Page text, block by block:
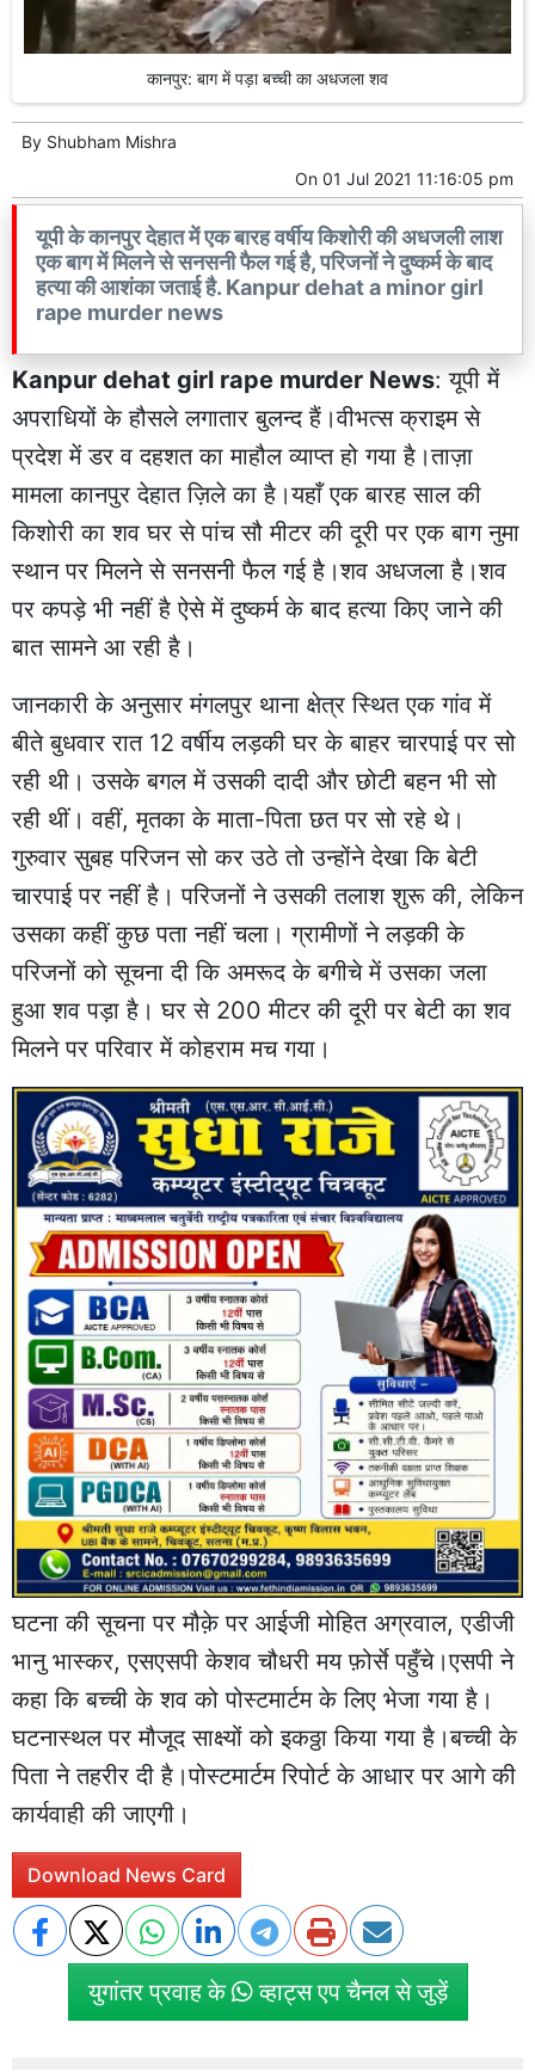
कानपुर: बाग में पड़ा बच्ची का अधजला शव
By Shubham Mishra
On 01 Jul 2021 11:16:05 pm
यूपी के कानपुर देहात में एक बारह वर्षीय किशोरी की अधजली लाश
एक बाग में मिलने से सनसनी फैल गई है, परिजनों ने दुष्कर्म के बाद
हत्या की आशंका जताई है. Kanpur dehat a minor girl
rape murder news
Kanpur dehat girl rape murder News: यूपी में
अपराधियों के हौसले लगातार बुलन्द हैं।वीभत्स क्राइम से
प्रदेश में डर व दहशत का माहौल व्याप्त हो गया है।ताज़ा
मामला कानपुर देहात ज़िले का है।यहाँ एक बारह साल की
किशोरी का शव घर से पांच सौ मीटर की दूरी पर एक बाग नुमा
स्थान पर मिलने से सनसनी फैल गई है।शव अधजला है।शव
पर कपड़े भी नहीं है ऐसे में दुष्कर्म के बाद हत्या किए जाने की
बात सामने आ रही है।
जानकारी के अनुसार मंगलपुर थाना क्षेत्र स्थित एक गांव में
बीते बुधवार रात 12 वर्षीय लड़की घर के बाहर चारपाई पर सो
रही थी। उसके बगल में उसकी दादी और छोटी बहन भी सो
रही थीं। वहीं, मृतका के माता-पिता छत पर सो रहे थे।
गुरुवार सुबह परिजन सो कर उठे तो उन्होंने देखा कि बेटी
चारपाई पर नहीं है। परिजनों ने उसकी तलाश शुरू की, लेकिन
उसका कहीं कुछ पता नहीं चला। ग्रामीणों ने लड़की के
परिजनों को सूचना दी कि अमरूद के बगीचे में उसका जला
हुआ शव पड़ा है। घर से 200 मीटर की दूरी पर बेटी का शव
मिलने पर परिवार में कोहराम मच गया।
घटना की सूचना पर मौक़े पर आईजी मोहित अग्रवाल, एडीजी
भानु भास्कर, एसएसपी केशव चौधरी मय फ़ोर्से पहुँचे।एसपी ने
कहा कि बच्ची के शव को पोस्टमार्टम के लिए भेजा गया है।
घटनास्थल पर मौजूद साक्ष्यों को इकठ्ठा किया गया है।बच्ची के
पिता ने तहरीर दी है।पोस्टमार्टम रिपोर्ट के आधार पर आगे की
कार्यवाही की जाएगी।
Download News Card
युगांतर प्रवाह के व्हाट्स एप चैनल से जुड़ें